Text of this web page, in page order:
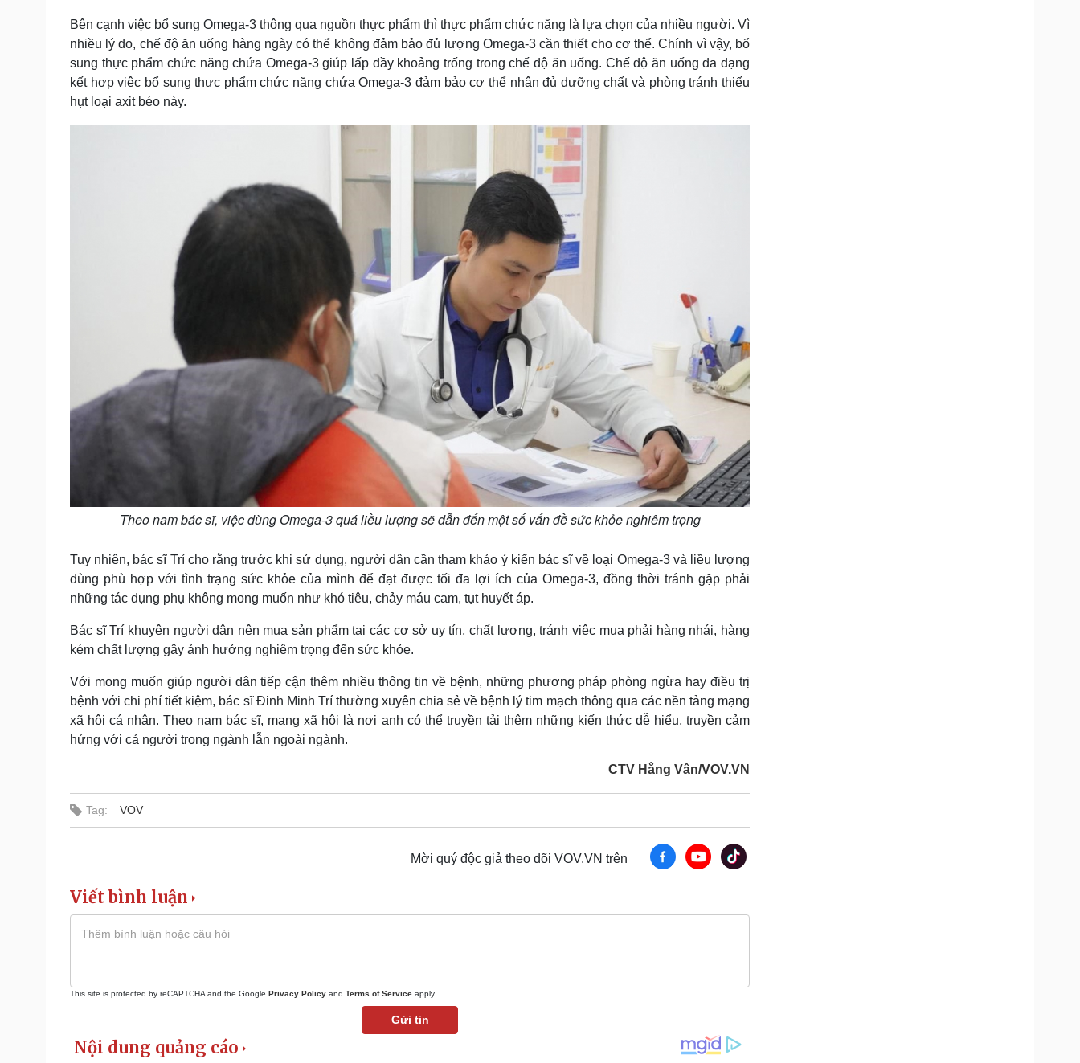
Bên cạnh việc bổ sung Omega-3 thông qua nguồn thực phẩm thì thực phẩm chức năng là lựa chọn của nhiều người. Vì
nhiều lý do, chế độ ăn uống hàng ngày có thể không đảm bảo đủ lượng Omega-3 cần thiết cho cơ thể. Chính vì vậy, bổ
sung thực phẩm chức năng chứa Omega-3 giúp lấp đầy khoảng trống trong chế độ ăn uống. Chế độ ăn uống đa dạng
kết hợp việc bổ sung thực phẩm chức năng chứa Omega-3 đảm bảo cơ thể nhận đủ dưỡng chất và phòng tránh thiếu
hụt loại axit béo này.
Theo nam bác sĩ, việc dùng Omega-3 quá liều lượng sẽ dẫn đến một số vấn đề sức khỏe nghiêm trọng
Tuy nhiên, bác sĩ Trí cho rằng trước khi sử dụng, người dân cần tham khảo ý kiến bác sĩ về loại Omega-3 và liều lượng
dùng phù hợp với tình trạng sức khỏe của mình để đạt được tối đa lợi ích của Omega-3, đồng thời tránh gặp phải
những tác dụng phụ không mong muốn như khó tiêu, chảy máu cam, tụt huyết áp.
Bác sĩ Trí khuyên người dân nên mua sản phẩm tại các cơ sở uy tín, chất lượng, tránh việc mua phải hàng nhái, hàng
kém chất lượng gây ảnh hưởng nghiêm trọng đến sức khỏe.
Với mong muốn giúp người dân tiếp cận thêm nhiều thông tin về bệnh, những phương pháp phòng ngừa hay điều trị
bệnh với chi phí tiết kiệm, bác sĩ Đinh Minh Trí thường xuyên chia sẻ về bệnh lý tim mạch thông qua các nền tảng mạng
xã hội cá nhân. Theo nam bác sĩ, mạng xã hội là nơi anh có thể truyền tải thêm những kiến thức dễ hiểu, truyền cảm
hứng với cả người trong ngành lẫn ngoài ngành.
CTV Hằng Vân/VOV.VN
Tag: VOV
Mời quý độc giả theo dõi VOV.VN trên
Viết bình luận
This site is protected by reCAPTCHA and the Google Privacy Policy and Terms of Service apply.
Gửi tin